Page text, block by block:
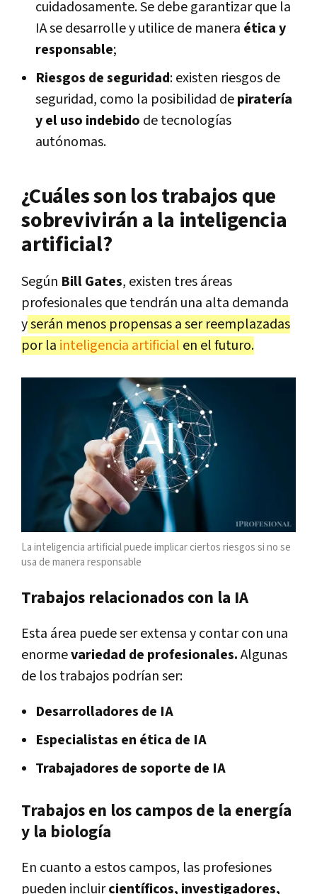
cuidadosamente. Se debe garantizar que la
IA se desarrolle y utilice de manera ética y
responsable;
Riesgos de seguridad: existen riesgos de
seguridad, como la posibilidad depiratería
y el uso indebido de tecnologías
autónomas.
¿Cuáles son los trabajos que
sobrevivirán a la inteligencia
artificial?
Según Bill Gates, existen tres áreas
profesionales que tendrán una alta demanda
yserán menos propensas a ser reemplazadas
por la inteligencia artificial en el futuro.
La inteligencia artificial puede implicar ciertos riesgos si no se
usa de manera responsable
Trabajos relacionados con la IA
Esta área puede ser extensa y contar con una
enormevariedad de profesionales.Algunas
de los trabajos podrían ser:
Desarrolladores de IA
Especialistas en ética de IA
Trabajadores de soporte de IA
Trabajos en los campos de la energía
y la biología
En cuanto a estos campos, las profesiones
pueden incluircientíficos, investigadores,